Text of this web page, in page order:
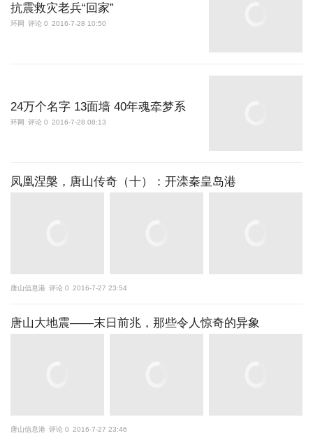
抗震救灾老兵“回家”
环网 评论 0 2016-7-28 10:50
24万个名字 13面墙 40年魂牵梦系
环网 评论 0 2016-7-28 08:13
凤凰涅槃，唐山传奇（十）：开滦秦皇岛港
唐山信息港 评论 0 2016-7-27 23:54
唐山大地震——末日前兆，那些令人惊奇的异象
唐山信息港 评论 0 2016-7-27 23:46